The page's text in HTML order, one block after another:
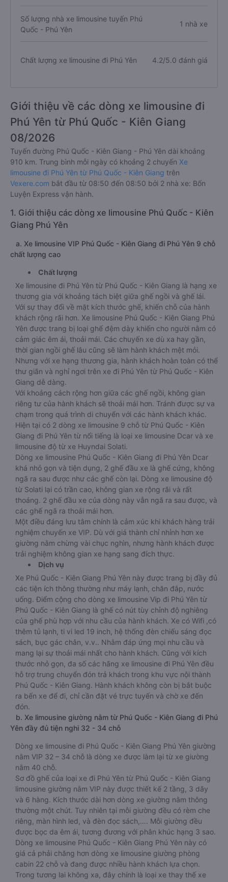
Số lượng nhà xe limousine tuyến Phú
Quốc - Phú Yên
1 nhà xe
Chất lượng xe limousine đi Phú Yên 4.2/5.0 đánh giá
Giới thiệu về các dòng xe limousine đi
Phú Yên từ Phú Quốc - Kiên Giang
08/2026
Tuyến đường Phú Quốc - Kiên Giang - Phú Yên dài khoảng
910 km. Trung bình mỗi ngày có khoảng 2 chuyến Xe
limousine đi Phú Yên từ Phú Quốc - Kiên Giang trên
Vexere.com bắt đầu từ 08:50 đến 08:50 bởi 2 nhà xe: Bốn
Luyện Express vận hành.
1. Giới thiệu các dòng xe limousine Phú Quốc - Kiên
Giang Phú Yên
a. Xe limousine VIP Phú Quốc - Kiên Giang đi Phú Yên 9 chỗ
chất lượng cao
Chất lượng
Xe limousine đi Phú Yên từ Phú Quốc - Kiên Giang là hạng xe
thương gia với khoảng tách biệt giữa ghế ngồi và ghế lái.
Với sự thay đổi về mặt kích thước ghế, khiến chỗ của hành
khách rộng rãi hơn. Xe limousine Phú Quốc - Kiên Giang Phú
Yên được trang bị loại ghế đệm dày khiến cho người nằm có
cảm giác êm ái, thoải mái. Các chuyến xe dù xa hay gần,
thời gian ngồi ghế lâu cũng sẽ làm hành khách mệt mỏi.
Nhưng với xe hạng thương gia, hành khách hoàn toàn có thể
thư giãn và nghỉ ngơi trên xe đi Phú Yên từ Phú Quốc - Kiên
Giang dễ dàng.
Với khoảng cách rộng hơn giữa các ghế ngồi, không gian
riêng tư của hành khách sẽ thoải mái hơn. Tránh được sự va
chạm trong quá trình di chuyển với các hành khách khác.
Hiện tại có 2 dòng xe limousine 9 chỗ từ Phú Quốc - Kiên
Giang đi Phú Yên từ nổi tiếng là loại xe limousine Dcar và xe
limousine độ từ xe Huyndai Solati.
Dòng xe limousine Phú Quốc - Kiên Giang đi Phú Yên Dcar
khá nhỏ gọn và tiện dụng, 2 ghế đầu xe là ghế cứng, không
ngã ra sau được như các ghế còn lại. Dòng xe limousine độ
từ Solati lại có trần cao, không gian xe rộng rãi và rất
thoáng. 2 ghế đầu xe của dòng này vẫn ngã ra sau được, và
các ghế ngã ra thoải mái hơn.
Một điều đáng lưu tâm chính là cảm xúc khi khách hàng trải
nghiệm chuyến xe VIP. Dù với giá thành chỉ nhỉnh hơn xe
giường nằm chừng vài chục nghìn, nhưng hành khách được
trải nghiệm không gian xe hạng sang đích thực.
Dịch vụ
Xe Phú Quốc - Kiên Giang Phú Yên này được trang bị đầy đủ
các tiện ích thông thường như máy lạnh, chăn đắp, nước
uống. Điểm cộng cho dòng xe limousine Vip đi Phú Yên từ
Phú Quốc - Kiên Giang là ghế có nút tùy chỉnh độ nghiêng
của ghế phù hợp với nhu cầu của hành khách. Xe có Wifi ,có
thêm tủ lạnh, ti vi led 19 inch, hệ thống đèn chiếu sáng đọc
sách, bục gác chân, v.v.. Nhằm đáp ứng mọi nhu cầu và
mang lại sự thoải mái nhất cho hành khách. Cũng với kích
thước nhỏ gọn, đa số các hãng xe limousine đi Phú Yên đều
hỗ trợ trung chuyển đón trả khách trong khu vực nội thành
Phú Quốc - Kiên Giang. Hành khách không còn bị bắt buộc
ra bến xe để đi, chỉ cần đặt vé trực tuyến và chờ xe đến
đón.
b. Xe limousine giường nằm từ Phú Quốc - Kiên Giang đi Phú
Yên đầy đủ tiện nghi 32 - 34 chỗ
Dòng xe limousine đi Phú Quốc - Kiên Giang Phú Yên giường
nằm VIP 32 – 34 chỗ là dòng xe được làm lại từ xe giường
nằm 40 chỗ.
Sơ đồ ghế của loại xe đi Phú Yên từ Phú Quốc - Kiên Giang
limousine giường nằm VIP này được thiết kế 2 tầng, 3 dãy
và 6 hàng. Kích thước dài hơn dòng xe giường nằm thông
thường một chút. Tuy nhiên tại mỗi giường đều có rèm che
riêng, màn hình led, và đèn đọc sách,…. Mỗi giường đều
được bọc da êm ái, tương đương với phân khúc hạng 3 sao.
Dòng xe limousine Phú Quốc - Kiên Giang Phú Yên này có
giá cả phải chăng hơn dòng xe limousine giường phòng
cabin 22 chỗ và đang được nhiều hành khách lựa chọn.
Trong tương lai không xa, đây chính là loại xe thay thế xe